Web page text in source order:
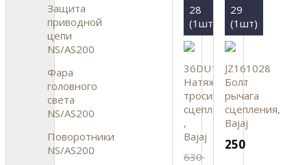
Защита
приводной
цепи
NS/AS200
Фара
головного
света
NS/AS200
Поворотники
NS/AS200
28
(1шт)
36DU1901
Натяжитель
тросика
сцепления
,
Bajaj
630
29
(1шт)
JZ161028
Болт
рычага
сцепления,
Bajaj
250